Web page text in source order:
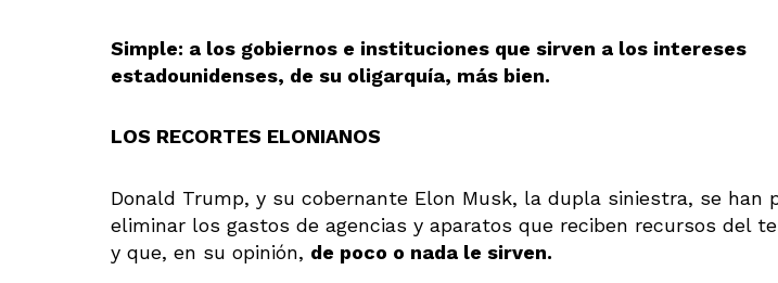
Simple: a los gobiernos e instituciones que sirven a los intereses
estadounidenses, de su oligarquía, más bien.
LOS RECORTES ELONIANOS
Donald Trump, y su cobernante Elon Musk, la dupla siniestra, se han
eliminar los gastos de agencias y aparatos que reciben recursos del
y que, en su opinión, de poco o nada le sirven.